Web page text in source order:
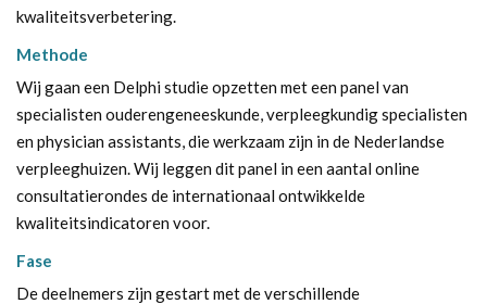
kwaliteitsverbetering.
Methode
Wij gaan een Delphi studie opzetten met een panel van
specialisten ouderengeneeskunde, verpleegkundig specialisten
en physician assistants, die werkzaam zijn in de Nederlandse
verpleeghuizen. Wij leggen dit panel in een aantal online
consultatierondes de internationaal ontwikkelde
kwaliteitsindicatoren voor.
Fase
De deelnemers zijn gestart met de verschillende